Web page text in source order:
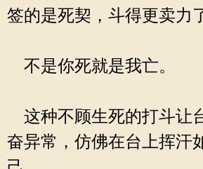
签的是死契，斗得更卖力
不是你死就是我亡。
这种不顾生死的打斗让
奋异常，仿佛在台上挥汗